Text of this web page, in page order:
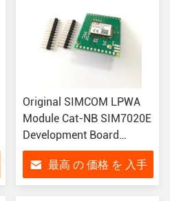
Original SIMCOM LPWA
Module Cat-NB SIM7020E
Development Board
Compatible with SIM800C
for M2M Applications
最高 の 価格 を 入手